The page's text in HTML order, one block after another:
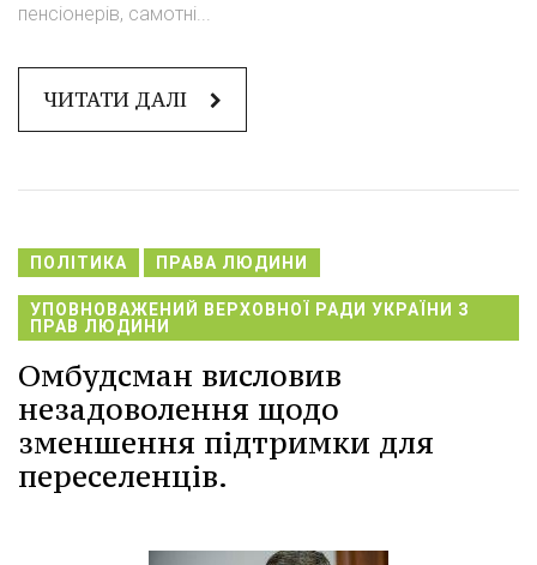
пенсіонерів, самотні...
ЧИТАТИ ДАЛІ
ПОЛІТИКА ПРАВА ЛЮДИНИ
УПОВНОВАЖЕНИЙ ВЕРХОВНОЇ РАДИ УКРАЇНИ З
ПРАВ ЛЮДИНИ
Омбудсман висловив
незадоволення щодо
зменшення підтримки для
переселенців.